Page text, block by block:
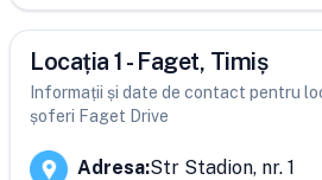
Locația 1 - Faget, Timiș
Informații și date de contact pentru
șoferi Faget Drive
Adresa:Str Stadion, nr. 1